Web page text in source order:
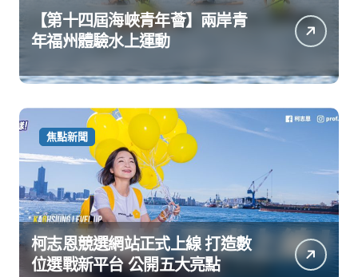
【第十四屆海峽青年薈】兩岸青
年福州體驗水上運動
焦點新聞
柯志恩競選網站正式上線 打造數
位選戰新平台 公開五大亮點